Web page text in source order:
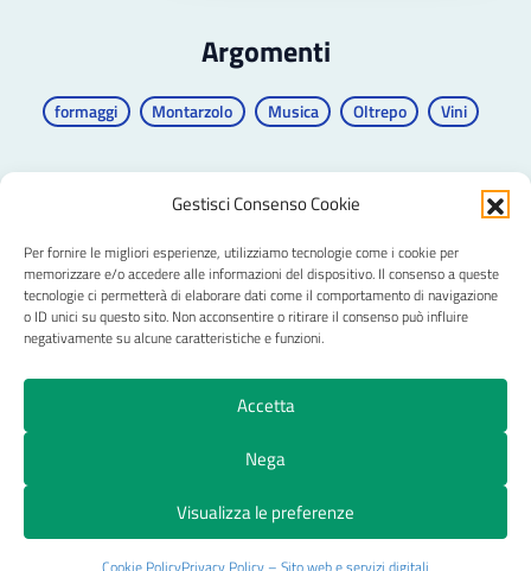
Gestisci Consenso Cookie
Per fornire le migliori esperienze, utilizziamo tecnologie come i cookie per
memorizzare e/o accedere alle informazioni del dispositivo. Il consenso a queste
tecnologie ci permetterà di elaborare dati come il comportamento di navigazione
o ID unici su questo sito. Non acconsentire o ritirare il consenso può influire
negativamente su alcune caratteristiche e funzioni.
Accetta
Nega
Visualizza le preferenze
Argomenti
formaggi Montarzolo Musica Oltrepo Vini
CRAL Ateneo Pavia APS
Privacy Trasparenza Pagamenti e fatture
Cookie Policy (UE)
© 2026 CRAL Ateneo Pavia APS